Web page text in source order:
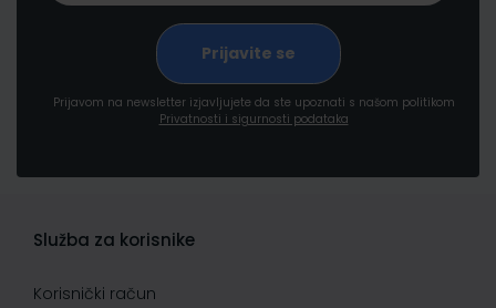
Prijavom na newsletter izjavljujete da ste upoznati s našom politikom
Privatnosti i sigurnosti podataka
Služba za korisnike
Korisnički račun